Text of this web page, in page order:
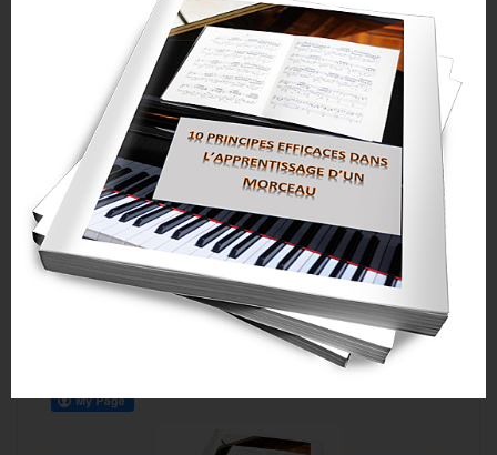
https://lesclesdupiano.podia.com/valse-la-
mineur-chopin
Et si vous souhaitez être prévenus en temps et eh
heure du lancement des futures formations,
abonnez-vous aux contacts privés comme je vous
l’ai dit au début, vous trouverez le lien dans la
description. J’espère que cette vidéo vous aidera
à mieux jouer cette valse. Si cette vidéo vous a
plu, mettez-lui un petit pouce “j’aime”, ça l’aidera
à être bien référencé. À bientôt, et d’ici là bon